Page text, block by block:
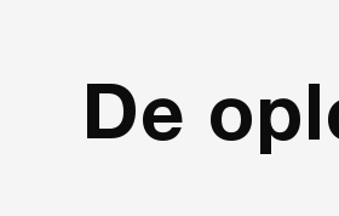
De